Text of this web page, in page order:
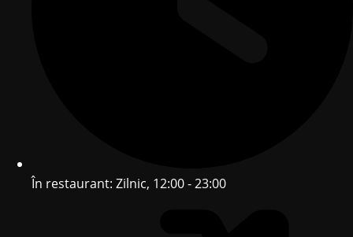
În restaurant: Zilnic, 12:00 - 23:00